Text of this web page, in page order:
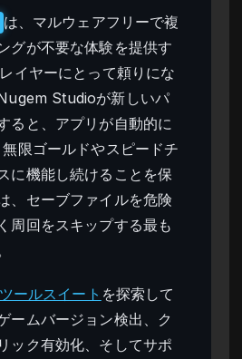
は、マルウェアフリーで複
グが不要な体験を提供す
イヤーにとって頼りにな
Studioが新しいパ
ると、アプリが自動的に
限ゴールドやスピードチ
に機能し続けることを保
、セーブファイルを危険
周回をスキップする最も
ールスイート を探索して
ームバージョン検出、ク
ック有効化、そしてサポ